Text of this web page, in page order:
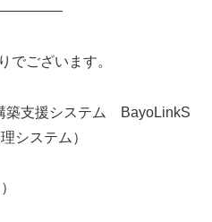
でございます。
築支援システム BayoLinkS
システム）